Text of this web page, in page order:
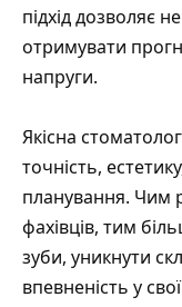
підхід дозволяє
отримувати
напруги.
Якісна
точність,
планування. Чим
фахівців, тим
зуби, уникнути
впевненість у